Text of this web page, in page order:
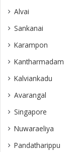
Alvai
Sankanai
Karampon
Kantharmadam
Kalviankadu
Avarangal
Singapore
Nuwaraeliya
Pandatharippu